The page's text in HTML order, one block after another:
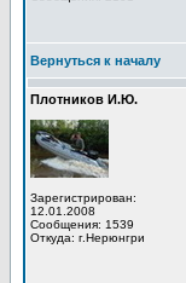
Вернуться к началу
Плотников И.Ю.
Зарегистрирован:
12.01.2008
Сообщения: 1539
Откуда: г.Нерюнгри